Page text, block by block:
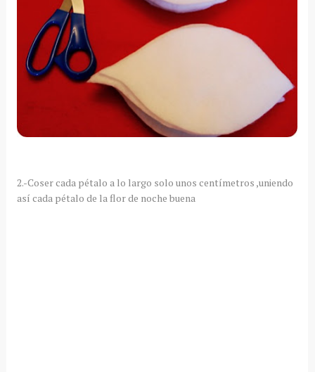
2.-Coser cada pétalo a lo largo solo unos centímetros ,uniendo
así cada pétalo de la flor de noche buena